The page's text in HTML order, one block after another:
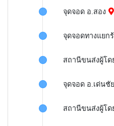
จุดจอด อ.สอง
จุดจอดทางแยก
สถานีขนส่งผู้โด
จุดจอด อ.เด่นชัย
สถานีขนส่งผู้โด